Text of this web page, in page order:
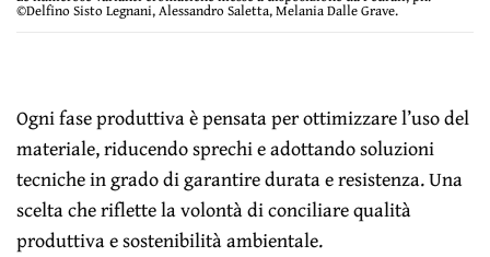
©Delfino Sisto Legnani, Alessandro Saletta, Melania Dalle Grave.
Ogni fase produttiva è pensata per ottimizzare l’uso del
materiale, riducendo sprechi e adottando soluzioni
tecniche in grado di garantire durata e resistenza. Una
scelta che riflette la volontà di conciliare qualità
produttiva e sostenibilità ambientale.